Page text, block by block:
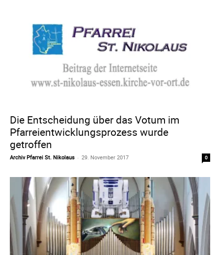
Die Entscheidung über das Votum im
Pfarreientwicklungsprozess wurde
getroffen
Archiv Pfarrei St. Nikolaus - 29. November 2017 0